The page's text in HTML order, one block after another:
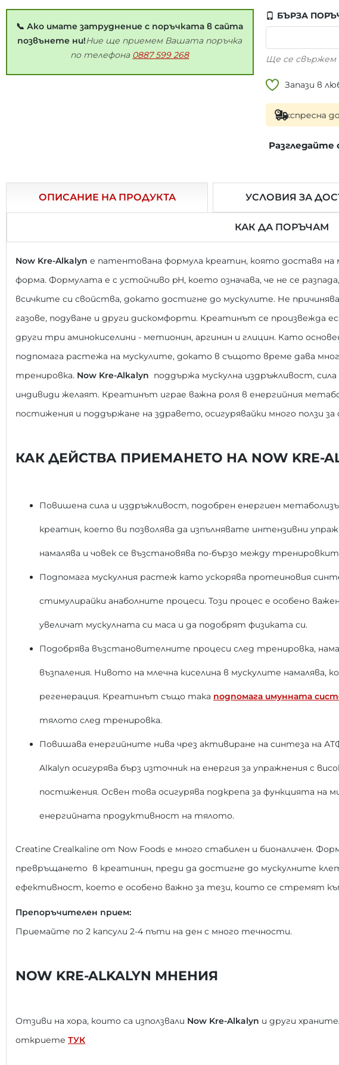
📞 Ако имате затруднение с поръчката в сайта
позвънете ни!Ние ще приемем Вашата поръчка
по телефона 0887 599 268
БЪРЗА
Ще се свържем
Запази в
Експресна
Разгледайте
ОПИСАНИЕ НА ПРОДУКТА УСЛОВИЯ ЗА
КАК ДА ПОРЪЧАМ
Now Kre-Alkalyn е патентована формула креатин, която доставя на
форма. Формулата е с устойчиво pH, което означава, че не се
всичките си свойства, докато достигне до мускулите. Не
газове, подуване и други дискомфорти. Креатинът се
други три аминокиселини - метионин, аргинин и глицин. Като
подпомага растежа на мускулите, докато в същото време дава
тренировка. Now Kre-Alkalyn поддържа мускулна издръжливост,
индивиди желаят. Креатинът играе важна роля в енергийния
постижения и поддържане на здравето, осигурявайки много ползи
КАК ДЕЙСТВА ПРИЕМАНЕТО НА NOW KRE-
Повишена сила и издръжливост, подобрен енергиен
креатин, което ви позволява да изпълнявате интензивни
намалява и човек се възстановява по-бързо между
Подпомага мускулния растеж като ускорява протеиновия
стимулирайки анаболните процеси. Този процес е особено
увеличат мускулната си маса и да подобрят физиката си.
Подобрява възстановителните процеси след тренировка,
възпаления. Нивото на млечна киселина в мускулите намалява,
регенерация. Креатинът също така подпомага имунната
тялото след тренировка.
Повишава енергийните нива чрез активиране на синтеза на
Alkalyn осигурява бърз източник на енергия за упражнения с
постижения. Освен това осигурява подкрепа за функцията на
енергийната продуктивност на тялото.
Creatine Crealkaline от Now Foods е много стабилен и бионаличен.
превръщането в креатинин, преди да достигне до мускулните
ефективност, което е особено важно за тези, които се стремят
Препоръчителен прием:
Приемайте по 2 капсули 2-4 пъти на ден с много течности.
NOW KRE-ALKALYN МНЕНИЯ
Отзиви на хора, които са използвали Now Kre-Alkalyn и други
откриете ТУК